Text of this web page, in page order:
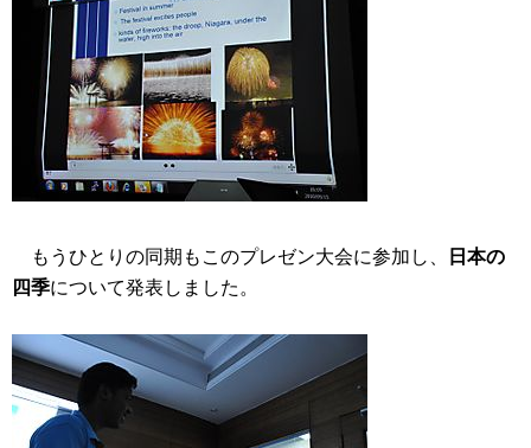
もうひとりの同期もこのプレゼン大会に参加し、
日本の
四季について発表しました。